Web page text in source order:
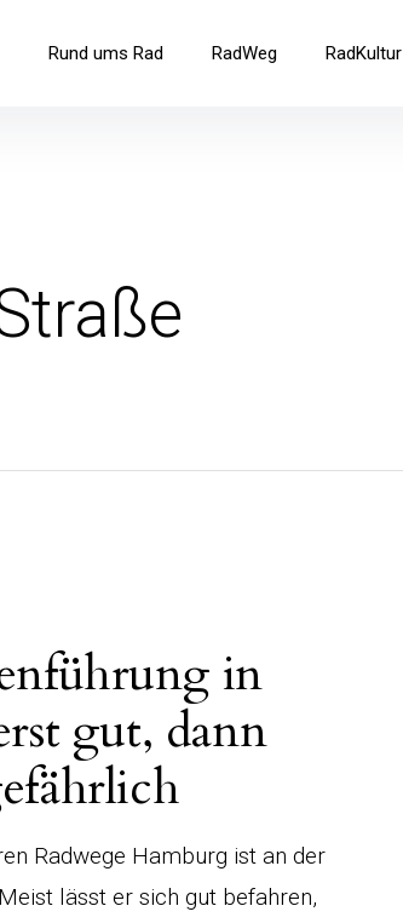
mit Rad
Rund ums Rad RadWeg RadKultur
in
gut, dann
Radwege Hamburg ist an der
lässt er sich gut befahren,